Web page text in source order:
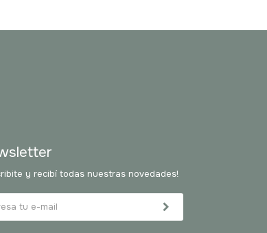
y recibí todas nuestras novedades!